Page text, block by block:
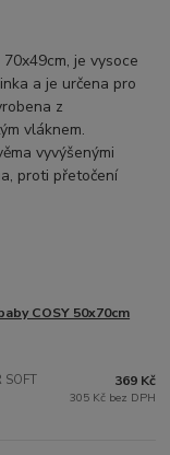
je vysoce
a je určena pro
z
vláknem.
vyvýšenými
proti přetočení
COSY 50x70cm
SOFT
369 Kč
305 Kč bez DPH